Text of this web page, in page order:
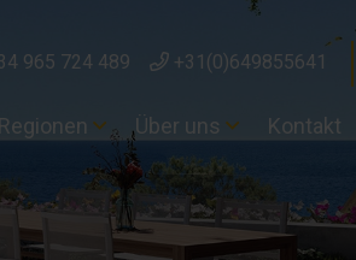
965 724 489 +31(0)649855641
Regionen Über uns Kontakt